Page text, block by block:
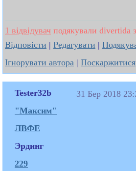
1 відвідувач подякували divertida
Відповісти | Редагувати |
Ігнорувати автора | Поскаржитися
Tester32b
"Максим"
ЛВФЕ
Эрдинг
229
31 Бер 2018